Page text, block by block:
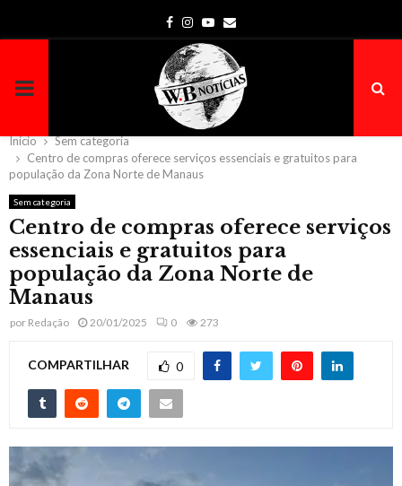
Facebook
Instagram
Youtube
Email
PRIMARY
MENU
Início
Sem categoria
Centro de compras oferece serviços essenciais e gratuitos para
população da Zona Norte de Manaus
Sem categoria
Centro de compras oferece serviços
essenciais e gratuitos para
população da Zona Norte de
Manaus
por Redação 20/01/2025 0 273
COMPARTILHAR 0